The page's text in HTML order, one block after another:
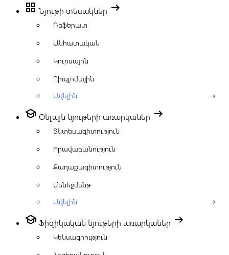
grid_view Նյութի տեսակներ arrow_right_alt
Ռեֆերատ
Անհատական
Կուրսային
Դիպլոմային
Ավելին
arrow_right_alt
school Օնլայն նյութերի առարկաներ arrow_right_alt
Տնտեսագիտություն
Իրավաբանություն
Քաղաքագիտություն
Մենեջմենթ
Ավելին
arrow_right_alt
school Ֆիզիկական նյութերի առարկաներ arrow_right_alt
Կենսագրություն